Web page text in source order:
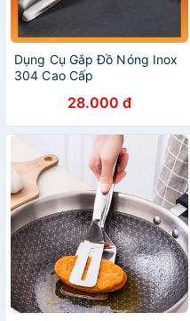
Dụng Cụ Gắp Đồ Nóng Inox
304 Cao Cấp
28.000 đ